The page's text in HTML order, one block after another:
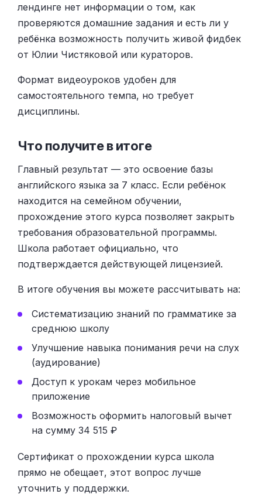
лендинге нет информации о том, как
проверяются домашние задания и есть ли у
ребёнка возможность получить живой фидбек
от Юлии Чистяковой или кураторов.
Формат видеоуроков удобен для
самостоятельного темпа, но требует
дисциплины.
Что получите в итоге
Главный результат — это освоение базы
английского языка за 7 класс. Если ребёнок
находится на семейном обучении,
прохождение этого курса позволяет закрыть
требования образовательной программы.
Школа работает официально, что
подтверждается действующей лицензией.
В итоге обучения вы можете рассчитывать на:
Систематизацию знаний по грамматике за
среднюю школу
Улучшение навыка понимания речи на слух
(аудирование)
Доступ к урокам через мобильное
приложение
Возможность оформить налоговый вычет
на сумму 34 515 ₽
Сертификат о прохождении курса школа
прямо не обещает, этот вопрос лучше
уточнить у поддержки.